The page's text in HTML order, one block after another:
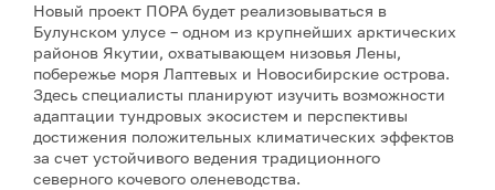
Новый проект ПОРА будет реализовываться в
Булунском улусе – одном из крупнейших арктических
районов Якутии, охватывающем низовья Лены,
побережье моря Лаптевых и Новосибирские острова.
Здесь специалисты планируют изучить возможности
адаптации тундровых экосистем и перспективы
достижения положительных климатических эффектов
за счет устойчивого ведения традиционного
северного кочевого оленеводства.